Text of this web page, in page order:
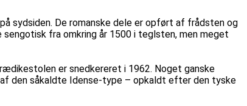
sydsiden. De romanske dele er opført af frådsten og
fra omkring år 1500 i teglsten, men meget
er snedkereret i 1962. Noget ganske
den såkaldte Idense-type – opkaldt efter den tyske